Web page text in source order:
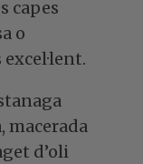
capes
o
macerada
d’oli